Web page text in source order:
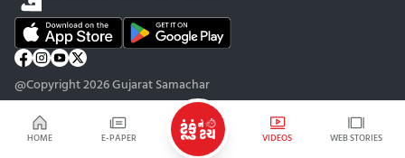
HOME E-PAPER VIDEOS WEB STORIES
@Copyright 2026 Gujarat Samachar